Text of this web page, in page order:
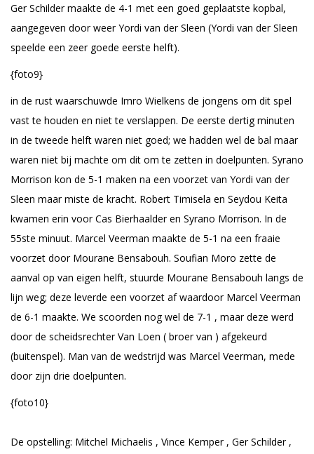
Ger Schilder maakte de 4-1 met een goed geplaatste kopbal,
aangegeven door weer Yordi van der Sleen (Yordi van der Sleen
speelde een zeer goede eerste helft).
{foto9}
in de rust waarschuwde Imro Wielkens de jongens om dit spel
vast te houden en niet te verslappen. De eerste dertig minuten
in de tweede helft waren niet goed; we hadden wel de bal maar
waren niet bij machte om dit om te zetten in doelpunten. Syrano
Morrison kon de 5-1 maken na een voorzet van Yordi van der
Sleen maar miste de kracht. Robert Timisela en Seydou Keita
kwamen erin voor Cas Bierhaalder en Syrano Morrison. In de
55ste minuut. Marcel Veerman maakte de 5-1 na een fraaie
voorzet door Mourane Bensabouh. Soufian Moro zette de
aanval op van eigen helft, stuurde Mourane Bensabouh langs de
lijn weg; deze leverde een voorzet af waardoor Marcel Veerman
de 6-1 maakte. We scoorden nog wel de 7-1 , maar deze werd
door de scheidsrechter Van Loen ( broer van ) afgekeurd
(buitenspel). Man van de wedstrijd was Marcel Veerman, mede
door zijn drie doelpunten.
{foto10}
De opstelling: Mitchel Michaelis , Vince Kemper , Ger Schilder ,